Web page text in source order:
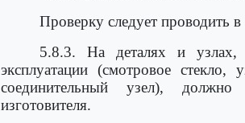
Проверку следует проводить
5.8.3. На деталях и узлах,
эксплуатации (смотровое
соединительный узел),
изготовителя.